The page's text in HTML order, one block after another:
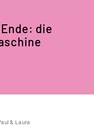
die
& Laura